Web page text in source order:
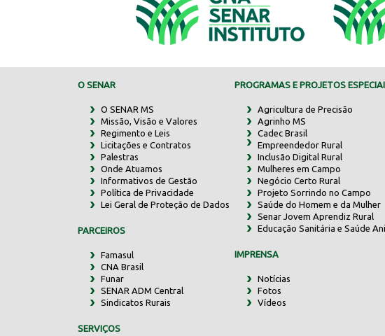
O SENAR
O SENAR MS
Missão, Visão e Valores
Regimento e Leis
Licitações e Contratos
Palestras
Onde Atuamos
Informativos de Gestão
Política de Privacidade
Lei Geral de Proteção de Dados
PARCEIROS
Famasul
CNA Brasil
Funar
SENAR ADM Central
Sindicatos Rurais
SERVIÇOS
PROGRAMAS E PROJETOS
Agricultura de Precisão
Agrinho MS
Cadec Brasil
Empreendedor Rural
Inclusão Digital Rural
Mulheres em Campo
Negócio Certo Rural
Projeto Sorrindo no Campo
Saúde do Homem e da Mulher
Senar Jovem Aprendiz Rural
Educação Sanitária e Saúde
IMPRENSA
Notícias
Fotos
Vídeos